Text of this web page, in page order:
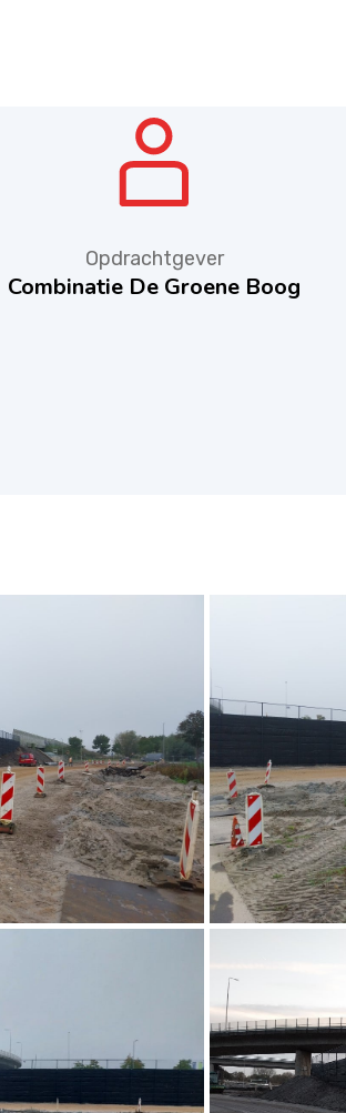
Opdrachtgever
Combinatie De Groene Boog